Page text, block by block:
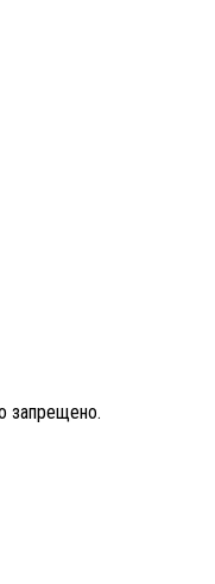
запрещено.